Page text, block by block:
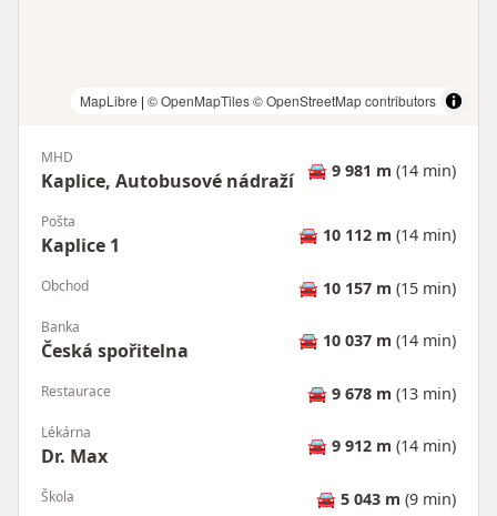
MapLibre | © OpenMapTiles© OpenStreetMap contributors
MHD
Kaplice, Autobusové nádraží 🚘 9 981 m (14 min)
Pošta
Kaplice 1 🚘 10 112 m (14 min)
Obchod 🚘 10 157 m (15 min)
Banka
Česká spořitelna 🚘 10 037 m (14 min)
Restaurace 🚘 9 678 m (13 min)
Lékárna
Dr. Max 🚘 9 912 m (14 min)
Škola 🚘 5 043 m (9 min)